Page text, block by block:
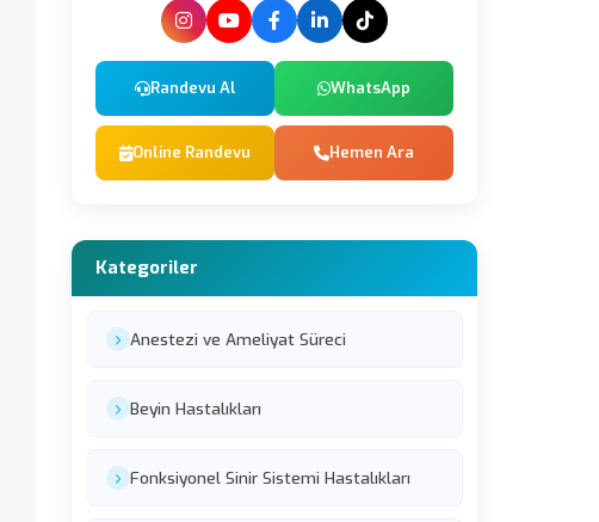
Randevu Al WhatsApp
Online Randevu Hemen Ara
Kategoriler
Anestezi ve Ameliyat Süreci
Beyin Hastalıkları
Fonksiyonel Sinir Sistemi Hastalıkları